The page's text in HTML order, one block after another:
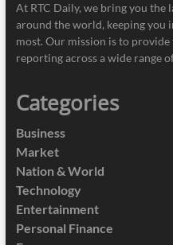
At RTC Daily, we bring you the
around the world, keeping you
most. Our mission is to
reporting across a wide range
Categories
Business
Market
Nation & World
Technology
Entertainment
Personal Finance